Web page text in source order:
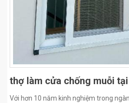
thợ làm cửa chống muỗi
Với hơn 10 năm kinh nghiệm trong